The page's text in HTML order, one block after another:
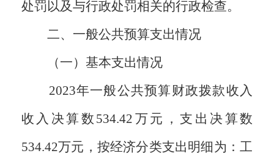
处罚以及与行政处罚相关的行政检查。
二、一般公共预算支出情况
（一）基本支出情况
2023年一般公共预算财政拨款收入
收入决算数534.42万元，支出决算数
534.42万元，按经济分类支出明细为：工